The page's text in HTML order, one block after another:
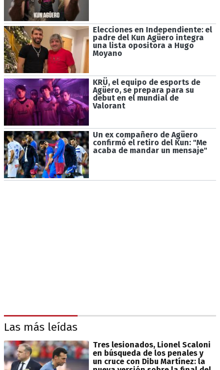
Elecciones en Independiente: el
padre del Kun Agüero integra
una lista opositora a Hugo
Moyano
KRÜ, el equipo de esports de
Agüero, se prepara para su
debut en el mundial de
Valorant
Un ex compañero de Agüero
confirmó el retiro del Kun: "Me
acaba de mandar un mensaje"
Las más leídas
Tres lesionados, Lionel Scaloni
en búsqueda de los penales y
un cruce con Dibu Martínez: la